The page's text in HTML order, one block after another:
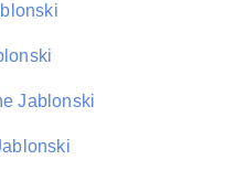
Jablonski